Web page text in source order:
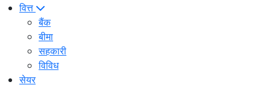
वित्त
बैंक
बीमा
सहकारी
विविध
सेयर